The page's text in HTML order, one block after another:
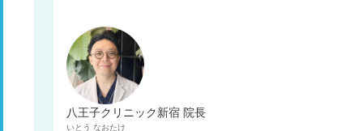
八王子クリニック新宿 院長
いとう なおたけ